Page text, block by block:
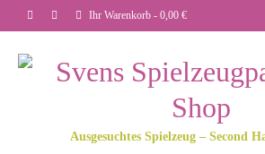
Ihr Warenkorb - 0,00 €
Ausgesuchtes Spielzeug – Second